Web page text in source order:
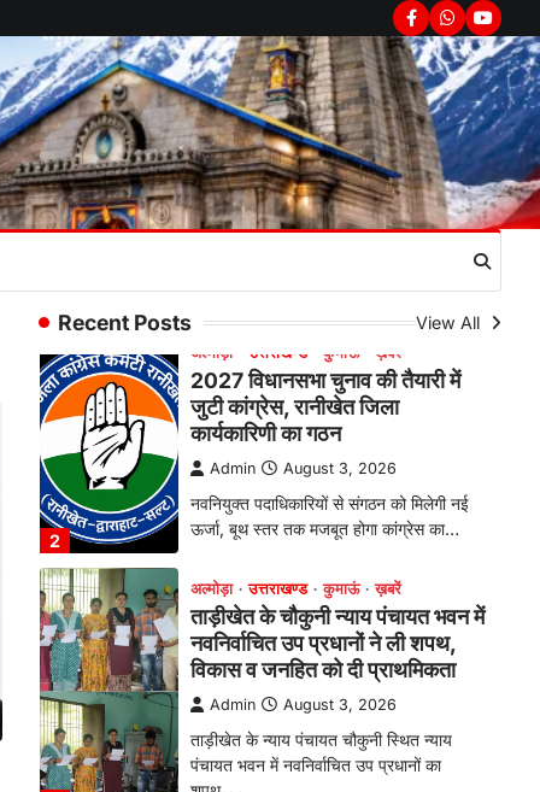
Facebook
Whatsapp
Recent Posts View All
1
राजकीय स्नातकोत्तर महाविद्यालय रानीखेत में सेतु
पोर्टल के अंतर्गत कौशल विकास सशक्तिकरण
कार्यक्रम का आयोजन…
2
अल्मोड़ा उत्तराखण्ड कुमाऊं ख़बरें
2027 विधानसभा चुनाव की तैयारी में
जुटी कांग्रेस, रानीखेत जिला
कार्यकारिणी का गठन
3
अल्मोड़ा उत्तराखण्ड कुमाऊं ख़बरें
ताड़ीखेत के चौकुनी न्याय पंचायत भवन में
नवनिर्वाचित उप प्रधानों ने ली शपथ,
ताड़ीखेत के न्याय पंचायत चौकुनी स्थित न्याय
पंचायत भवन में नवनिर्वाचित उप प्रधानों का
अल्मोड़ा उत्तराखण्ड कुमाऊं ख़बरें
रानीखेत में ‘नाद संगीत महाविद्यालय’ का
शुभारंभ, बच्चों और महिलाओं को मिलेगी
शास्त्रीय संगीत, कथक व वादन की
शिक्षा
Admin August 2, 2026